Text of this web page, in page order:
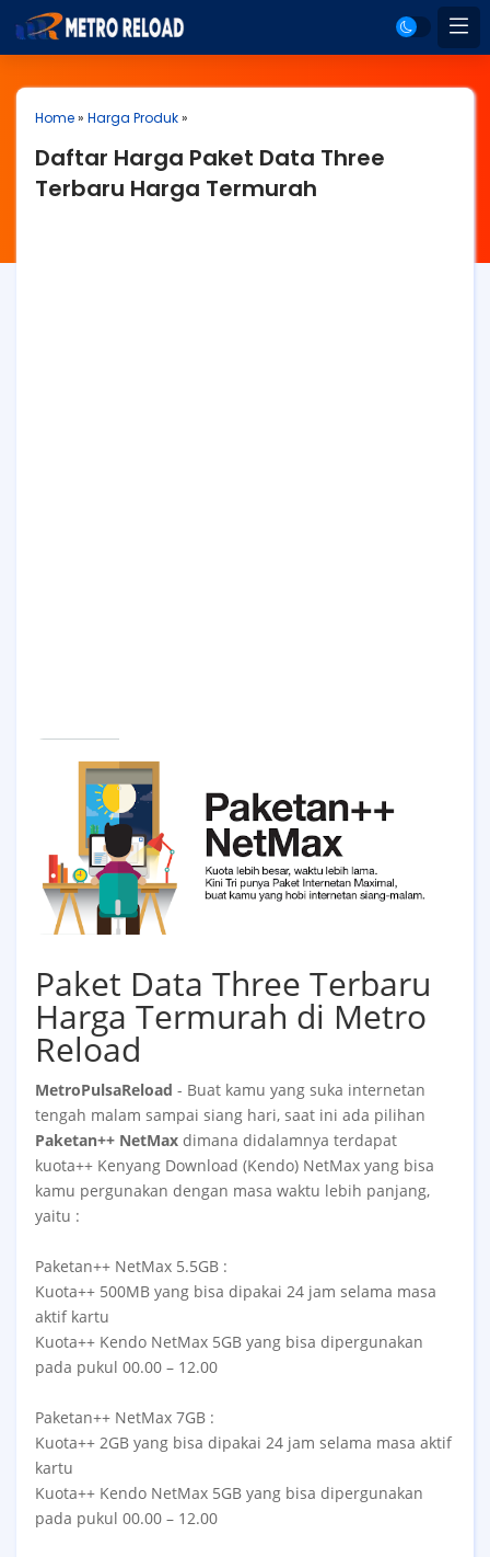
Home» Harga Produk»
Daftar Harga Paket Data Three
Terbaru Harga Termurah
Paket Data Three Terbaru
Harga Termurah di Metro
Reload
MetroPulsaReload - Buat kamu yang suka internetan
tengah malam sampai siang hari, saat ini ada pilihan
Paketan++ NetMax dimana didalamnya terdapat
kuota++ Kenyang Download (Kendo) NetMax yang bisa
kamu pergunakan dengan masa waktu lebih panjang,
yaitu :
Paketan++ NetMax 5.5GB :
Kuota++ 500MB yang bisa dipakai 24 jam selama masa
aktif kartu
Kuota++ Kendo NetMax 5GB yang bisa dipergunakan
pada pukul 00.00 – 12.00
Paketan++ NetMax 7GB :
Kuota++ 2GB yang bisa dipakai 24 jam selama masa aktif
kartu
Kuota++ Kendo NetMax 5GB yang bisa dipergunakan
pada pukul 00.00 – 12.00